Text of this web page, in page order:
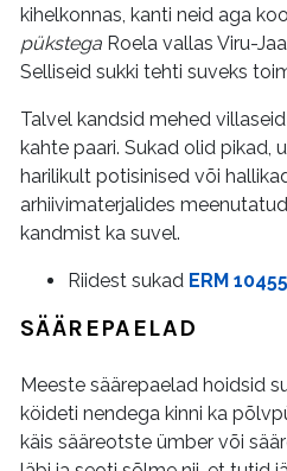
kihelkonnas, kanti neid aga
pükstega Roela vallas Viru-
Selliseid sukki tehti suveks
Talvel kandsid mehed
kahte paari. Sukad olid pikad,
harilikult potisinised või
arhiivimaterjalides
kandmist ka suvel.
Riidest sukad ERM 10455
SÄÄREPAELAD
Meeste säärepaelad hoidsid
köideti nendega kinni ka
käis sääreotste ümber või